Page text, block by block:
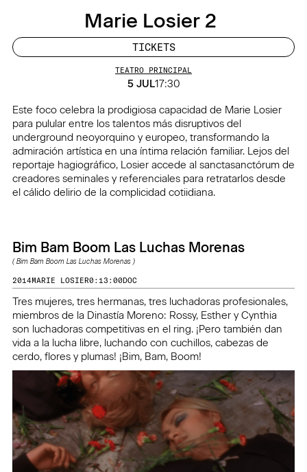
Marie Losier 2
5 JUL17:30
TEATRO PRINCIPAL
TICKETS
Este foco celebra la prodigiosa capacidad de Marie Losier
para pulular entre los talentos más disruptivos del
underground neoyorquino y europeo, transformando la
admiración artística en una íntima relación familiar. Lejos del
reportaje hagiográfico, Losier accede al sanctasanctórum de
creadores seminales y referenciales para retratarlos desde
el cálido delirio de la complicidad cotiidiana.
Bim Bam Boom Las Luchas Morenas
(Bim Bam Boom Las Luchas Morenas)
2014MARIE LOSIER0:13:00DOC
Tres mujeres, tres hermanas, tres luchadoras profesionales,
miembros de la Dinastía Moreno: Rossy, Esther y Cynthia
son luchadoras competitivas en el ring. ¡Pero también dan
vida a la lucha libre, luchando con cuchillos, cabezas de
cerdo, flores y plumas! ¡Bim, Bam, Boom!